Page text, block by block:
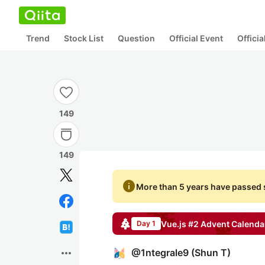
Trend Stock List Question Official Event
149
149
more_horiz
infoMore than 5 years have passed
Day 1 Vue.js #2 Advent
@1ntegrale9 (Shun T)